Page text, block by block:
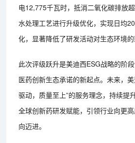
电12,775千瓦时，抵消二氧化碳排放
水处理工艺进行升级优化，实现日均
化，显著降低了研发活动对生态环境的
此次评级跃升是美迪西ESG战略的阶
医药创新生态承诺的新起点。未来，
驱动，质量至上”的服务理念，持续提
全球创新药研发赋能，引领行业向更
向迈进。